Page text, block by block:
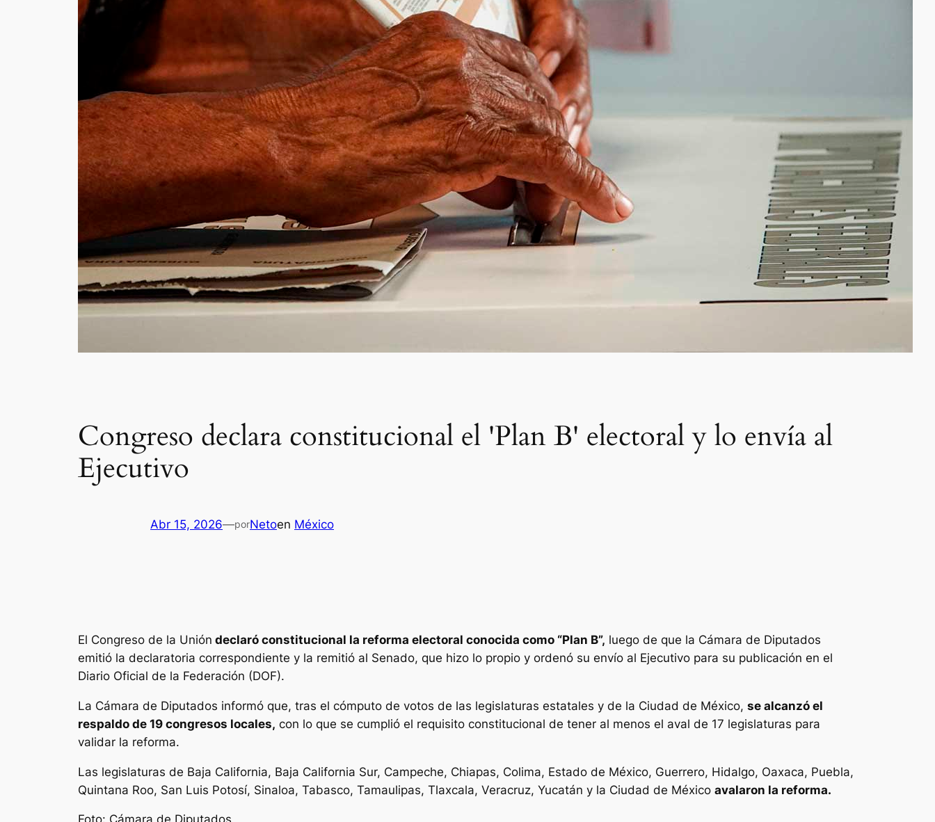
Congreso declara constitucional el 'Plan B' electoral y lo envía al
Ejecutivo
Abr 15, 2026—porNetoen México
El Congreso de la Unión declaró constitucional la reforma electoral conocida como “Plan B”, luego de que la Cámara de Diputados
emitió la declaratoria correspondiente y la remitió al Senado, que hizo lo propio y ordenó su envío al Ejecutivo para su publicación en el
Diario Oficial de la Federación (DOF).
La Cámara de Diputados informó que, tras el cómputo de votos de las legislaturas estatales y de la Ciudad de México, se alcanzó el
respaldo de 19 congresos locales, con lo que se cumplió el requisito constitucional de tener al menos el aval de 17 legislaturas para
validar la reforma.
Las legislaturas de Baja California, Baja California Sur, Campeche, Chiapas, Colima, Estado de México, Guerrero, Hidalgo, Oaxaca, Puebla,
Quintana Roo, San Luis Potosí, Sinaloa, Tabasco, Tamaulipas, Tlaxcala, Veracruz, Yucatán y la Ciudad de México avalaron la reforma.